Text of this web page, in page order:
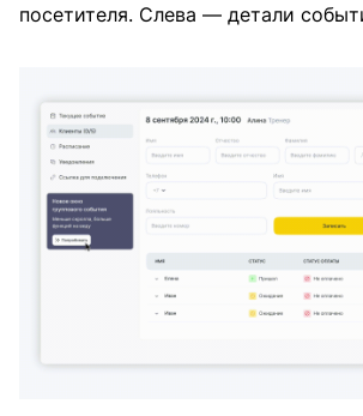
посетителя. Слева — детали